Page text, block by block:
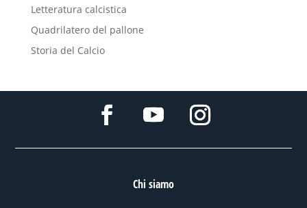
Letteratura calcistica
Quadrilatero del pallone
Storia del Calcio
Chi siamo